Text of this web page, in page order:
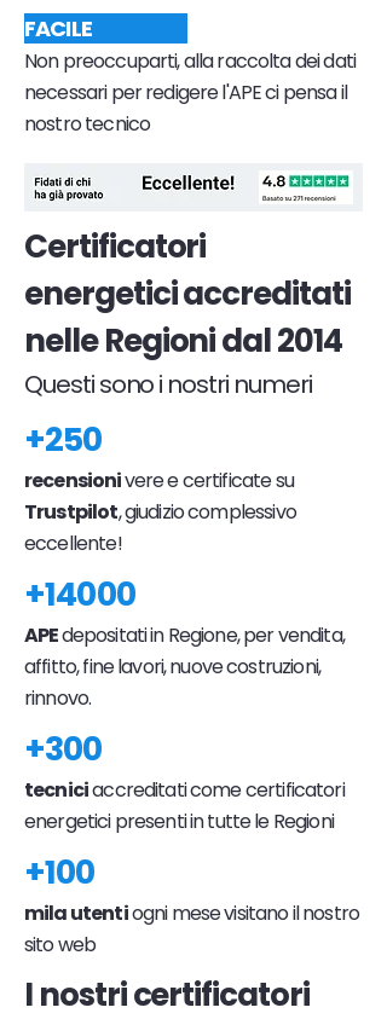
FACILE
Non preoccuparti, alla raccolta dei dati
necessari per redigere l'APE ci pensa il
nostro tecnico
Certificatori
energetici accreditati
nelle Regioni dal 2014
Questi sono i nostri numeri
+250
recensionivere e certificate su
Trustpilot, giudizio complessivo
eccellente!
+14000
APEdepositati in Regione, per vendita,
affitto, fine lavori, nuove costruzioni,
rinnovo.
+300
tecniciaccreditati come certificatori
energetici presenti in tutte le Regioni
+100
mila utentiogni mese visitano il nostro
sito web
I nostri certificatori